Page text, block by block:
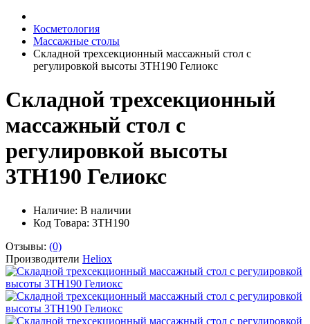
Косметология
Массажные столы
Складной трехсекционный массажный стол с
регулировкой высоты 3TН190 Гелиокс
Складной трехсекционный
массажный стол с
регулировкой высоты
3TН190 Гелиокс
Наличие: В наличии
Код Товара: 3TН190
Отзывы: (0)
Производители Heliox